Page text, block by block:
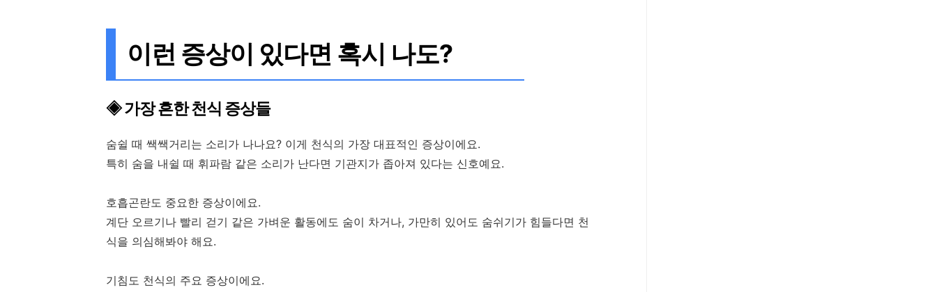
이런 증상이 있다면 혹시 나도?
◈ 가장 흔한 천식 증상들
숨쉴 때 쌕쌕거리는 소리가 나나요? 이게 천식의 가장 대표적인 증상이에요.
특히 숨을 내쉴 때 휘파람 같은 소리가 난다면 기관지가 좁아져 있다는 신호예요.
호흡곤란도 중요한 증상이에요.
계단 오르기나 빨리 걷기 같은 가벼운 활동에도 숨이 차거나, 가만히 있어도 숨쉬기가 힘들다면 천
식을 의심해봐야 해요.
기침도 천식의 주요 증상이에요.